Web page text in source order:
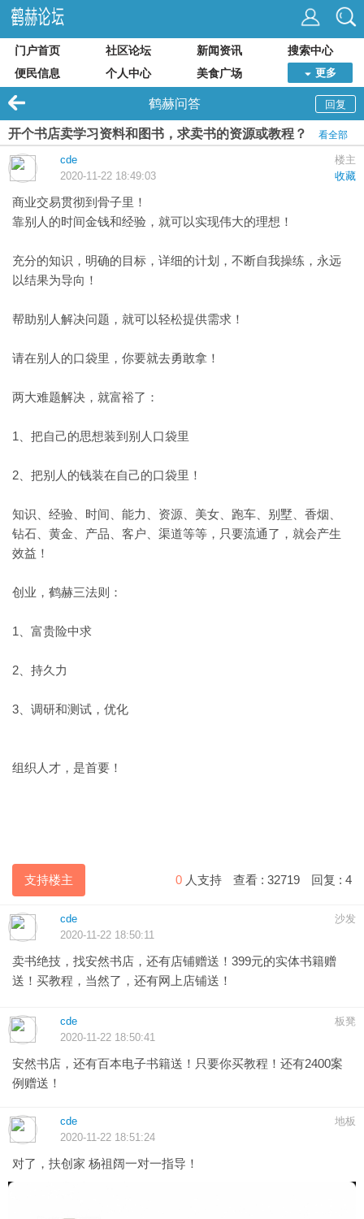
门户首页 社区论坛 新闻资讯
搜索中心
便民信息
个人中心 美食广场 更多
回复
鹤赫问答
开个书店卖学习资料和图书，求卖书的资源或教程？ 看全部
楼主
cde
收藏
2020-11-22 18:49:03
商业交易贯彻到骨子里！
靠别人的时间金钱和经验，就可以实现伟大的理想！
充分的知识，明确的目标，详细的计划，不断自我操练，永远
以结果为导向！
帮助别人解决问题，就可以轻松提供需求！
请在别人的口袋里，你要就去勇敢拿！
两大难题解决，就富裕了：
1、把自己的思想装到别人口袋里
2、把别人的钱装在自己的口袋里！
知识、经验、时间、能力、资源、美女、跑车、别墅、香烟、
钻石、黄金、产品、客户、渠道等等，只要流通了，就会产生
效益！
创业， 鹤赫三法则：
1、富贵险中求
2、持久力
3、调研和测试，优化
组织人才，是首要！
支持楼主 0 人支持 查看 : 32719 回复 : 4
沙发
cde
2020-11-22 18:50:11
卖书绝技，找安然书店，还有店铺赠送！399元的实体书籍赠
送！买教程，当然了，还有网上店铺送！
板凳
cde
2020-11-22 18:50:41
安然书店，还有百本电子书籍送！只要你买教程！还有2400案
例赠送！
地板
cde
2020-11-22 18:51:24
对了，扶创家 杨祖阔一对一指导！